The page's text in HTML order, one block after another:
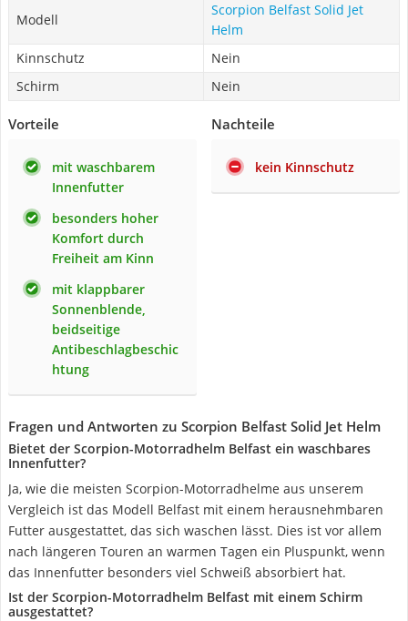
Modell
Scorpion Belfast Solid Jet
Helm
Kinnschutz
Nein
Schirm
Nein
Vorteile
mit waschbarem
Innenfutter
besonders hoher
Komfort durch
Freiheit am Kinn
mit klappbarer
Sonnenblende,
beidseitige
Antibeschlagbeschic
htung
Nachteile
kein Kinnschutz
Fragen und Antworten zu Scorpion Belfast Solid Jet Helm
Bietet der Scorpion-Motorradhelm Belfast ein waschbares
Innenfutter?
Ja, wie die meisten Scorpion-Motorradhelme aus unserem
Vergleich ist das Modell Belfast mit einem herausnehmbaren
Futter ausgestattet, das sich waschen lässt. Dies ist vor allem
nach längeren Touren an warmen Tagen ein Pluspunkt, wenn
das Innenfutter besonders viel Schweiß absorbiert hat.
Ist der Scorpion-Motorradhelm Belfast mit einem Schirm
ausgestattet?